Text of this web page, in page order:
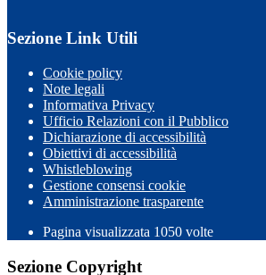
Sezione Link Utili
Cookie policy
Note legali
Informativa Privacy
Ufficio Relazioni con il Pubblico
Dichiarazione di accessibilità
Obiettivi di accessibilità
Whistleblowing
Gestione consensi cookie
Amministrazione trasparente
Pagina visualizzata 1050 volte
Sezione Copyright